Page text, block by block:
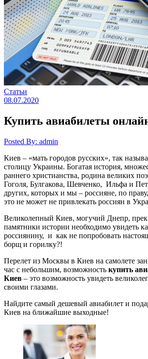
Статьи
08.07.2020
Купить авиабилеты
Posted By: admin
Киев – «мать городов русских», так
столицу Украины. Богатая история,
раннего христианства, родина великих
Гоголя, Булгакова, Шевченко, Ильфа и
других, которых и мы – россияне, по
это не может не привлекать россиян в
Великолепный Киев, могучий Днепр,
памятники истории необходимо увидеть
россиянину, и как не попробовать
борщ и горилку?!
Перелет из Москвы в Киев на самолете
час с небольшим, возможность купить
Киев – это возможность увидеть
своими глазами.
Найдите самый дешевый авиабилет и
Киев на ближайшие выходные!